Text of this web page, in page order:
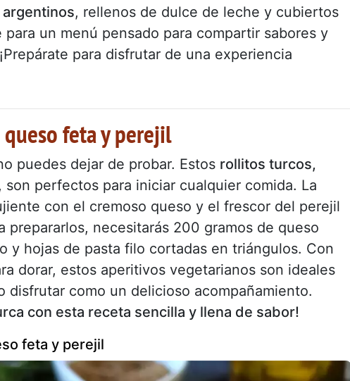
, rellenos de dulce de leche y cubiertos
un menú pensado para compartir sabores y
para disfrutar de una experiencia
feta y perejil
puedes dejar de probar. Estos rollitos turcos,
, son perfectos para iniciar cualquier comida. La
con el cremoso queso y el frescor del perejil
prepararlos, necesitarás 200 gramos de queso
y hojas de pasta filo cortadas en triángulos. Con
dorar, estos aperitivos vegetarianos son ideales
disfrutar como un delicioso acompañamiento.
con esta receta sencilla y llena de sabor!
feta y perejil